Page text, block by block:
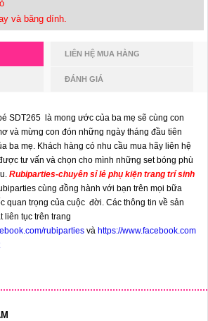
và băng dính.
LIÊN HỆ MUA HÀNG
ĐÁNH GIÁ
SDT265 là mong ước của ba mẹ sẽ cùng con
và mừng con đón những ngày tháng đầu tiên
ba mẹ. Khách hàng có nhu cầu mua hãy liên hệ
tư vấn và chọn cho mình những set bóng phù
Rubiparties-chuyên sỉ lẻ phụ kiện trang trí sinh
cùng đồng hành với bạn trên mọi bữa
quan trọng của cuộc đời. Các thông tin về sản
liên tục trên trang
rubiparties và https://www.facebook.com